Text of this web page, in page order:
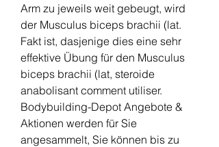
Arm zu jeweils weit gebeugt, wird
der Musculus biceps brachii (lat.
Fakt ist, dasjenige dies eine sehr
effektive Übung für den Musculus
biceps brachii (lat, steroide
anabolisant comment utiliser.
Bodybuilding-Depot Angebote &
Aktionen werden für Sie
angesammelt, Sie können bis zu